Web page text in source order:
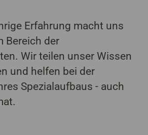
Erfahrung macht uns
Bereich der
Wir teilen unser Wissen
und helfen bei der
Spezialaufbaus - auch